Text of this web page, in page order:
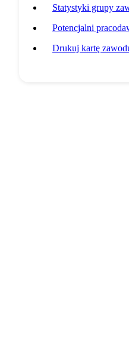
Statystyki grupy
Potencjalni
Drukuj kartę